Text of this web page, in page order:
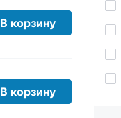
В корзину
В корзину